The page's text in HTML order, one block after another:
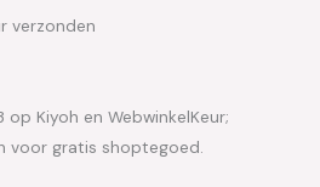
verzonden
Kiyoh en WebwinkelKeur;
voor gratis shoptegoed.